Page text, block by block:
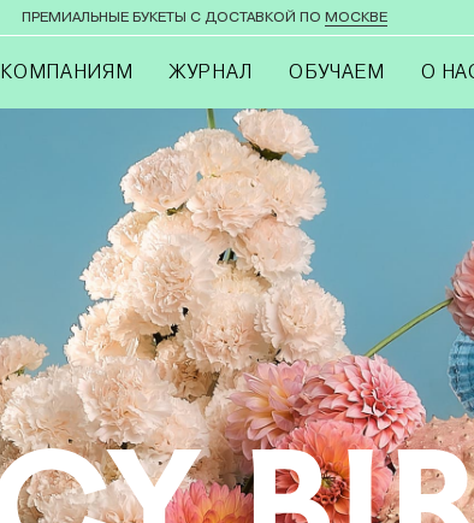
ПРЕМИАЛЬНЫЕ БУКЕТЫ С ДОСТАВКОЙ ПО МОСКВЕ
КОМПАНИЯМ ЖУРНАЛ ОБУЧАЕМ О